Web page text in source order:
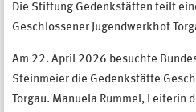
Die Stiftung Gedenkstätten teilt
Geschlossener Jugendwerkhof
Am 22. April 2026 besuchte
Steinmeier die Gedenkstätte
Torgau. Manuela Rummel, Leiterin